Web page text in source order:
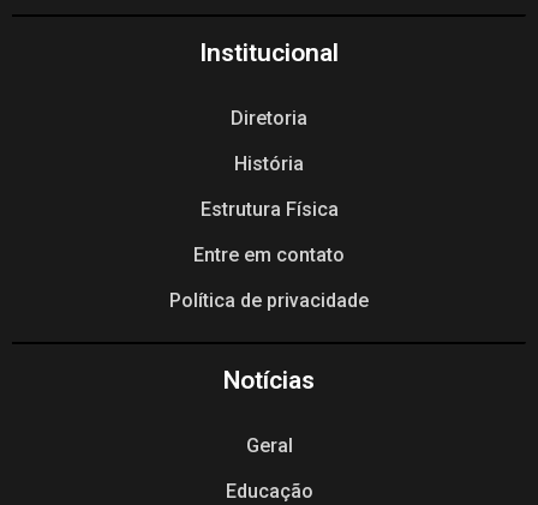
Institucional
Diretoria
História
Estrutura Física
Entre em contato
Política de privacidade
Notícias
Geral
Educação